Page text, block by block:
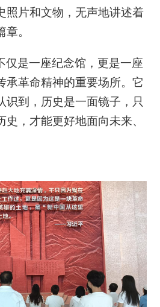
照片和文物，无声地讲述着
。
仅是一座纪念馆，更是一座
承革命精神的重要场所。它
识到，历史是一面镜子，只
，才能更好地面向未来、